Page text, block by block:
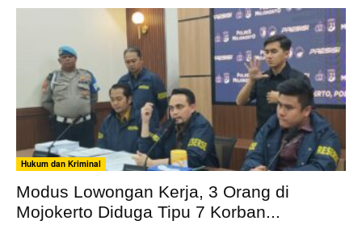
Hukum dan Kriminal
Modus Lowongan Kerja, 3 Orang di
Mojokerto Diduga Tipu 7 Korban...